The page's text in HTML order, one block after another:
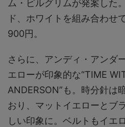
ム・ピルグリムが発案した
ド、ホワイトを組み合わせ
900円。
さらに、アンディ・アンダ
エローが印象的な“TIME
ANDERSON”も。時分針は
おり、マットイエローとブ
しい印象に。ベルトもイエ